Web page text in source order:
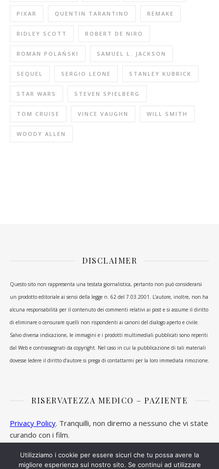
PIXAR QUENTIN TARANTINO REMAKE
RIDLEY SCOTT ROBERT DE NIRO
ROMAN POLAŃSKI SAMUEL L. JACKSON
SEQUEL SERGIO LEONE STANLEY KUBRICK
STAR WARS STEVEN SPIELBERG
TOM CRUISE VINCE VAUGHN WILL SMITH
WOODY ALLEN
DISCLAIMER
Questo sito non rappresenta una testata giornalistica, pertanto non può considerarsi
un prodotto editoriale ai sensi della legge n. 62 del 7.03.2001. L’autore, inoltre, non ha
alcuna responsabilità per il contenuto dei commenti relativi ai post e si assume il diritto
di eliminare o censurare quelli non rispondenti ai canoni del dialogo aperto e civile.
Salvo diversa indicazione, le immagini e i prodotti multimediali pubblicati sono reperiti
dal Web e contrassegnati da copyright. Nel caso in cui la pubblicazione di tali materiali
dovesse ledere il diritto d’autore si prega di contattarmi per la loro immediata rimozione.
RISERVATEZZA MEDICO – PAZIENTE
Privacy Policy. Tranquilli, non diremo a nessuno che vi state
curando con i film.
Utilizziamo i cookie per essere sicuri che tu possa avere la
migliore esperienza sul nostro sito. Se continui ad utilizzare